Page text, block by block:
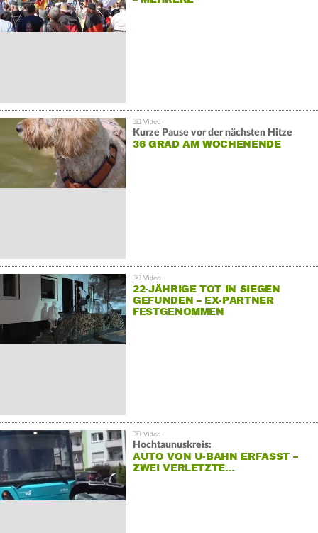
Kurze Pause vor der nächsten Hitze
36 GRAD AM WOCHENENDE
22-JÄHRIGE TOT IN SIEGEN
GEFUNDEN – EX-PARTNER
FESTGENOMMEN
Hochtaunuskreis:
AUTO VON U-BAHN ERFASST –
ZWEI VERLETZTE…